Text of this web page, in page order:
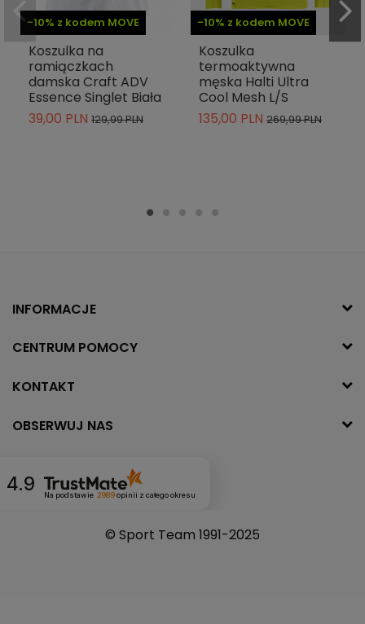
-10% z kodem MOVE
Koszulka na
ramiączkach
damska Craft ADV
Essence Singlet Biała
39,00 PLN 129,99 PLN
-10% z kodem MOVE
Koszulka
termoaktywna
męska Halti Ultra
Cool Mesh L/S
135,00 PLN 269,99 PLN
INFORMACJE
CENTRUM POMOCY
KONTAKT
OBSERWUJ NAS
4.9 Na podstawie 2989opinii z całego okresu
© Sport Team 1991-2025